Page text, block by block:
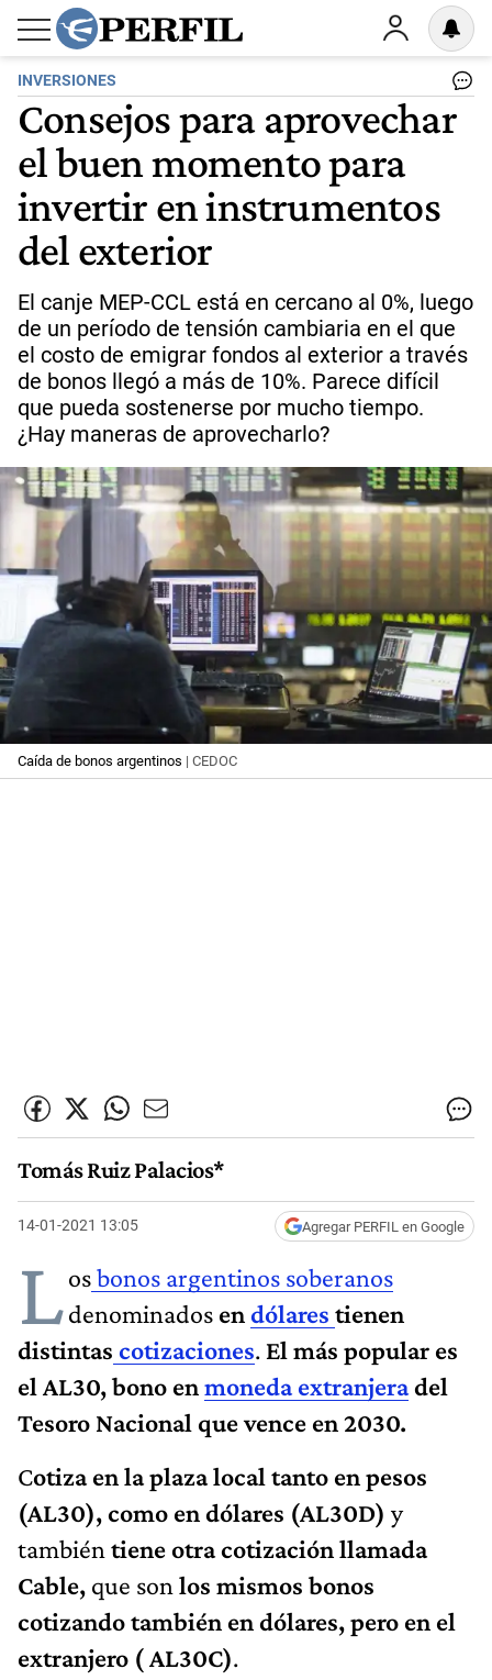
INVERSIONES
Consejos para aprovechar
el buen momento para
invertir en instrumentos
del exterior
El canje MEP-CCL está en cercano al 0%, luego
de un período de tensión cambiaria en el que
el costo de emigrar fondos al exterior a través
de bonos llegó a más de 10%. Parece difícil
que pueda sostenerse por mucho tiempo.
¿Hay maneras de aprovecharlo?
Caída de bonos argentinos | CEDOC
Tomás Ruiz Palacios*
14-01-2021 13:05 Agregar PERFIL en Google
Losbonos argentinos soberanos
denominados endólares tienen
distintas cotizaciones. El más popular es
el AL30, bono enmoneda extranjeradel
Tesoro Nacional que vence en 2030.
Cotiza en la plaza local tanto en pesos
(AL30), como en dólares (AL30D) y
también tiene otra cotización llamada
Cable, que son los mismos bonos
cotizando también en dólares, pero en el
extranjero ( AL30C).